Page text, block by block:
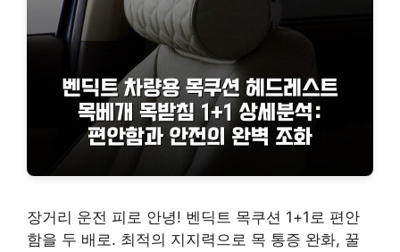
장거리 운전 피로 안녕! 벤딕트 목쿠션 1+1로 편안
함을 두 배로. 최적의 지지력으로 목 통증 완화, 꿀